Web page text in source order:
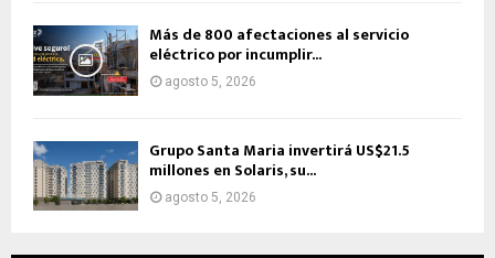
Más de 800 afectaciones al servicio
eléctrico por incumplir...
agosto 5, 2026
Grupo Santa Maria invertirá US$21.5
millones en Solaris, su...
agosto 5, 2026